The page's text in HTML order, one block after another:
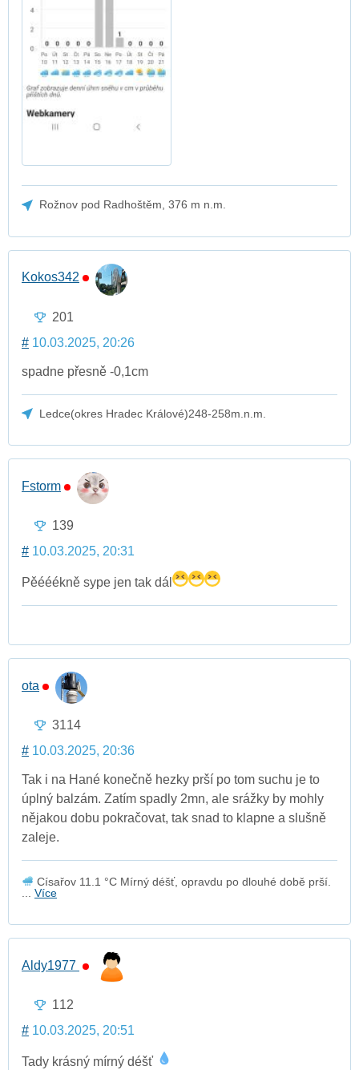
Rožnov pod Radhoštěm, 376 m n.m.
Kokos342
201
# 10.03.2025, 20:26
spadne přesně -0,1cm
Ledce(okres Hradec Králové)248-258m.n.m.
Fstorm
139
# 10.03.2025, 20:31
Pěééékně sype jen tak dál
ota
3114
# 10.03.2025, 20:36
Tak i na Hané konečně hezky prší po tom suchu je to
úplný balzám. Zatím spadly 2mn, ale srážky by mohly
nějakou dobu pokračovat, tak snad to klapne a slušně
zaleje.
Císařov 11.1 °C Mírný déšť, opravdu po dlouhé době prší.
Více
Aldy1977
112
# 10.03.2025, 20:51
Tady krásný mírný déšť